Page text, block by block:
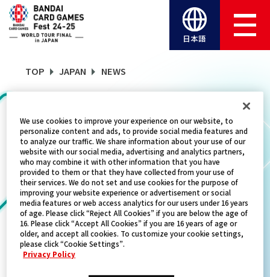
日本語
TOP JAPAN NEWS
NEWS
CATEGORY
FREE GIVEAWAY
TITLES
KAIUNCOLISEUM
We use cookies to improve your experience on our website, to
personalize content and ads, to provide social media features and
to analyze our traffic. We share information about your use of our
website with our social media, advertising and analytics partners,
who may combine it with other information that you have
provided to them or that they have collected from your use of
their services. We do not set and use cookies for the purpose of
improving your website experience or advertisement or social
media features or web access analytics for our users under 16 years
of age. Please click “Reject All Cookies” if you are below the age of
16. Please click “Accept All Cookies” if you are 16 years of age or
older, and accept all cookies. To customize your cookie settings,
please click “Cookie Settings”.
Privacy Policy